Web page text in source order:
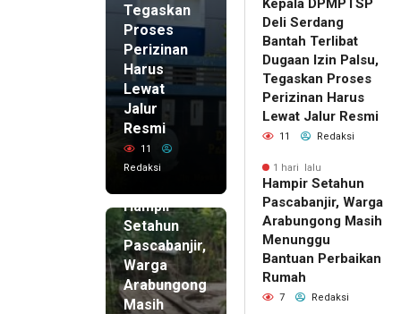
Tegaskan
Proses
Perizinan
Harus
Lewat
Jalur
Resmi
11
Redaksi
Hampir
Setahun
Pascabanjir,
Warga
Arabungong
Masih
Kepala DPMPTSP
Deli Serdang
Bantah Terlibat
Dugaan Izin Palsu,
Tegaskan Proses
Perizinan Harus
Lewat Jalur Resmi
11 Redaksi
1 hari lalu
Hampir Setahun
Pascabanjir, Warga
Arabungong Masih
Menunggu
Bantuan Perbaikan
Rumah
7 Redaksi